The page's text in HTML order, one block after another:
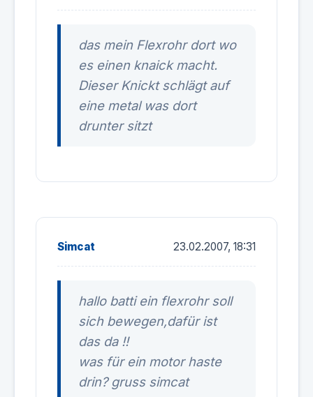
das mein Flexrohr dort wo
es einen knaick macht.
Dieser Knickt schlägt auf
eine metal was dort
drunter sitzt
Simcat 23.02.2007, 18:31
hallo batti ein flexrohr soll
sich bewegen,dafür ist
das da !!
was für ein motor haste
drin? gruss simcat